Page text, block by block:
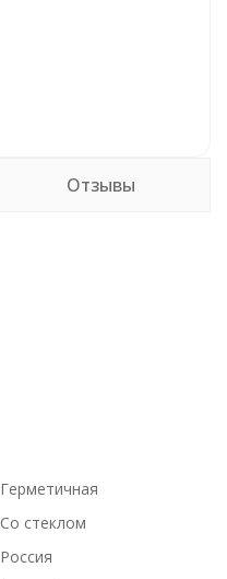
Отзывы
Герметичная
Со стеклом
Россия